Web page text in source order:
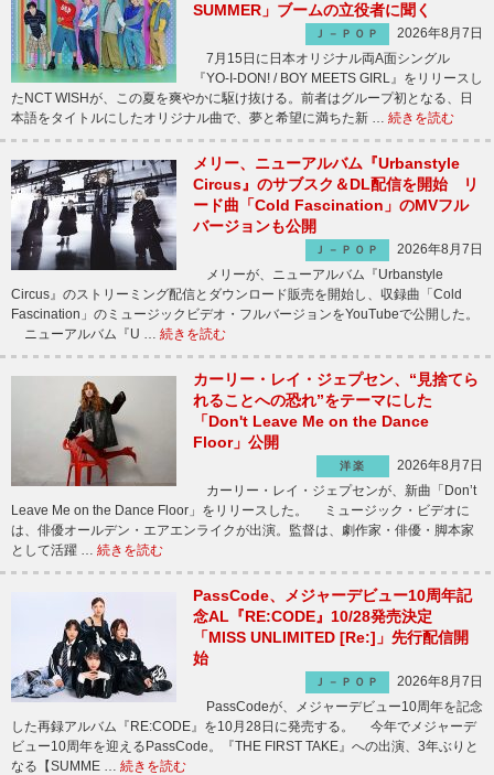
SUMMER」ブームの立役者に聞く
Ｊ－ＰＯＰ
2026年8月7日
7月15日に日本オリジナル両A面シングル
『YO-I-DON! / BOY MEETS GIRL』をリリースし
たNCT WISHが、この夏を爽やかに駆け抜ける。前者はグループ初となる、日
本語をタイトルにしたオリジナル曲で、夢と希望に満ちた新 … 続きを読む
メリー、ニューアルバム『Urbanstyle
Circus』のサブスク＆DL配信を開始 リ
ード曲「Cold Fascination」のMVフル
バージョンも公開
Ｊ－ＰＯＰ
2026年8月7日
メリーが、ニューアルバム『Urbanstyle
Circus』のストリーミング配信とダウンロード販売を開始し、収録曲「Cold
Fascination」のミュージックビデオ・フルバージョンをYouTubeで公開した。
ニューアルバム『U … 続きを読む
カーリー・レイ・ジェプセン、“見捨てら
れることへの恐れ”をテーマにした
「Don't Leave Me on the Dance
Floor」公開
洋楽
2026年8月7日
カーリー・レイ・ジェプセンが、新曲「Don’t
Leave Me on the Dance Floor」をリリースした。 ミュージック・ビデオに
は、俳優オールデン・エアエンライクが出演。監督は、劇作家・俳優・脚本家
として活躍 … 続きを読む
PassCode、メジャーデビュー10周年記
念AL『RE:CODE』10/28発売決定
「MISS UNLIMITED [Re:]」先行配信開
始
Ｊ－ＰＯＰ
2026年8月7日
PassCodeが、メジャーデビュー10周年を記念
した再録アルバム『RE:CODE』を10月28日に発売する。 今年でメジャーデ
ビュー10周年を迎えるPassCode。『THE FIRST TAKE』への出演、3年ぶりと
なる【SUMME … 続きを読む